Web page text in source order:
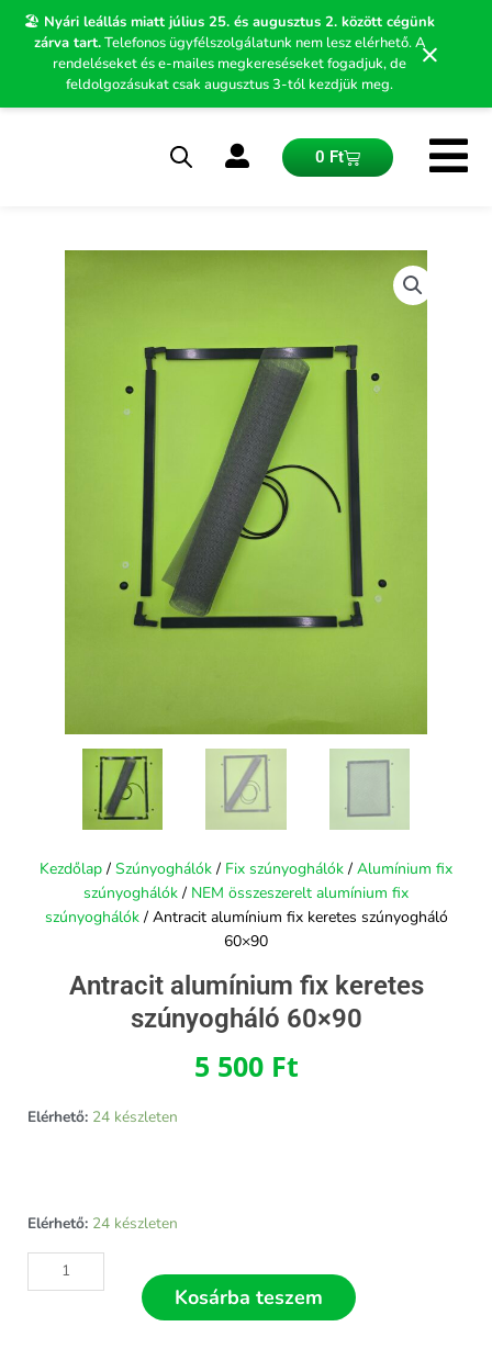
🏖️ Nyári leállás miatt július 25. és augusztus 2. között cégünk
zárva tart.Telefonos ügyfélszolgálatunk nem lesz elérhető. A
rendeléseket és e-mailes megkereséseket fogadjuk, de
feldolgozásukat csak augusztus 3-tól kezdjük meg.
×
Skip
0 FtKosár
Kezdőlap / Szúnyoghálók / Fix szúnyoghálók / Alumínium fix
szúnyoghálók / NEM összeszerelt alumínium fix
szúnyoghálók/ Antracit alumínium fix keretes szúnyogháló
60×90
Antracit alumínium fix keretes
szúnyogháló 60×90
5 500 Ft
Elérhető: 24 készleten
Elérhető: 24 készleten
Antracit
keretes
Kosárba teszem